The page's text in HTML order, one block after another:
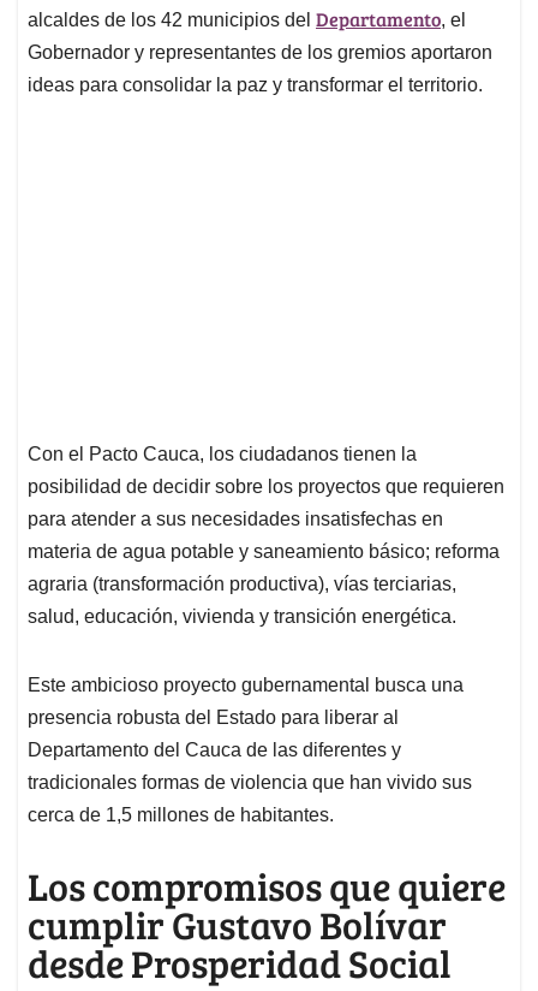
alcaldes de los 42 municipios del Departamento, el
Gobernador y representantes de los gremios aportaron
ideas para consolidar la paz y transformar el territorio.
Con el Pacto Cauca, los ciudadanos tienen la
posibilidad de decidir sobre los proyectos que requieren
para atender a sus necesidades insatisfechas en
materia de agua potable y saneamiento básico; reforma
agraria (transformación productiva), vías terciarias,
salud, educación, vivienda y transición energética.
Este ambicioso proyecto gubernamental busca una
presencia robusta del Estado para liberar al
Departamento del Cauca de las diferentes y
tradicionales formas de violencia que han vivido sus
cerca de 1,5 millones de habitantes.
Los compromisos que quiere
cumplir Gustavo Bolívar
desde Prosperidad Social